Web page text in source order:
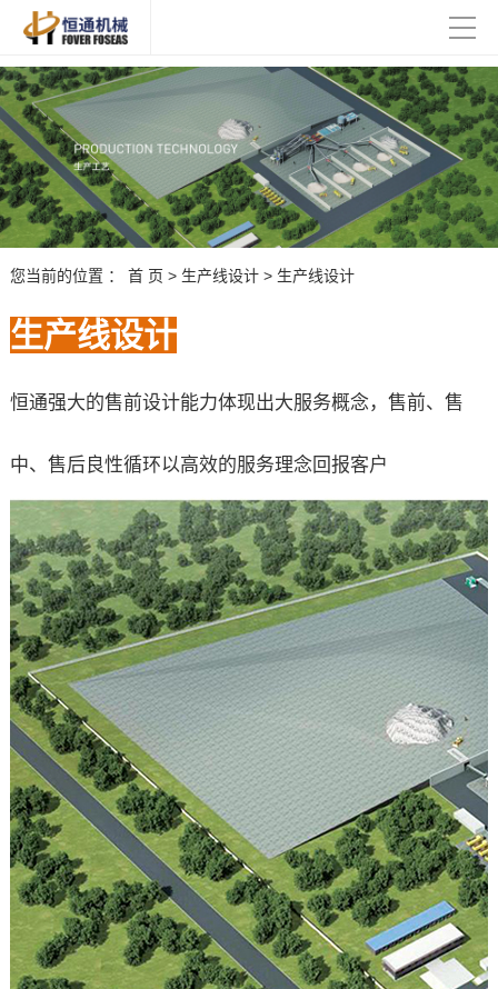
您当前的位置 ： 首 页 > 生产线设计> 生产线设计
生产线设计
恒通强大的售前设计能力体现出大服务概念，售前、售
中、售后良性循环以高效的服务理念回报客户